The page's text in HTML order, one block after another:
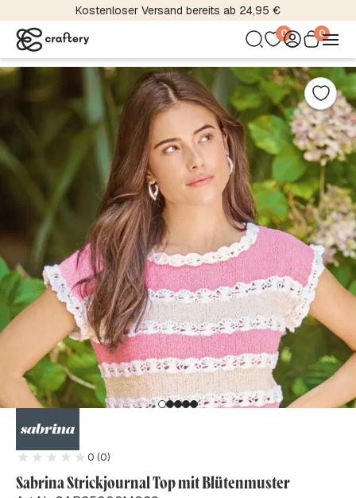
Kostenloser Versand bereits ab 24,95 €
0 0
0 (0)
Sabrina Strickjournal Top mit Blütenmuster